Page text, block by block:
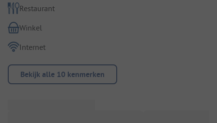
Restaurant
Winkel
Internet
Bekijk alle 10 kenmerken